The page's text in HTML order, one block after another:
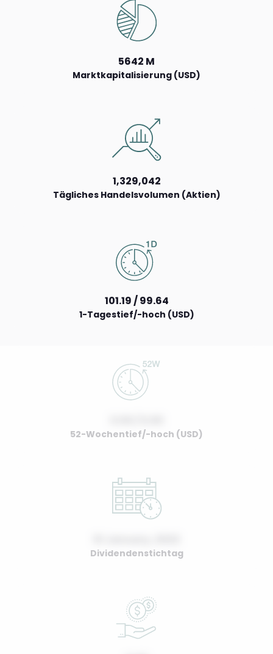
5642 M
Marktkapitalisierung (USD)
1,329,042
Tägliches Handelsvolumen (Aktien)
101.19 / 99.64
1-Tagestief/-hoch (USD)
52-Wochentief/-hoch (USD)
Dividendenstichtag